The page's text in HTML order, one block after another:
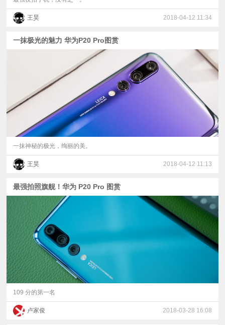
王昊 2018-04-12 11:34
一抹极光的魅力 华为P20 Pro图赏
一抹神秘的极光，绚丽的美。
王昊 2018-04-12 11:13
最强拍照旗舰！华为 P20 Pro 图赏
109 分的第一名
卢家俊 2018-03-28 16:08